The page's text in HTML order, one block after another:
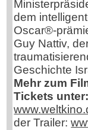
dem
Oscar®-
Guy Nattiv,
Geschichte
Mehr zum
Tickets
der Trailer: